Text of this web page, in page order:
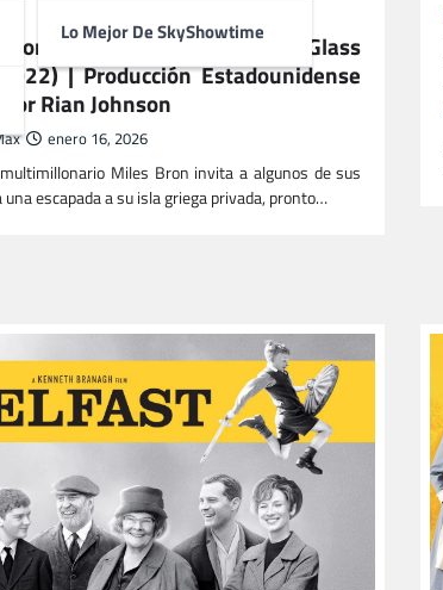
Lo Mejor De SkyShowtime
por la Espalda: El Misterio de Glass
| Producción Estadounidense
por Rian Johnson
enero 16, 2026
Miles Bron invita a algunos de sus
una escapada a su isla griega privada, pronto…